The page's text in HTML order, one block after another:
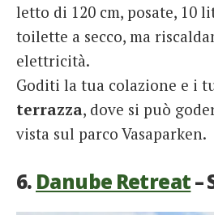
letto di 120 cm, posate, 10
toilette a secco, ma
elettricità.
Goditi la tua colazione e i
terrazza, dove si può
vista sul parco Vasaparken.
6. Danube Retreat–